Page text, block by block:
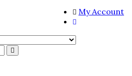
My Account